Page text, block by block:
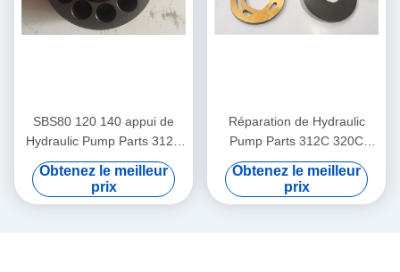
SBS80 120 140 appui de
Hydraulic Pump Parts 312C
320C 325C d'excavatrice
Obtenez le meilleur
prix
Réparation de Hydraulic
Pump Parts 312C 320C
325C d'excavatrice de
SBS80 SBS120
Obtenez le meilleur
prix